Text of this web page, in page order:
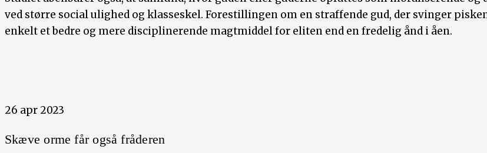
ved større social ulighed og klasseskel. Forestillingen om en straffende gud, der svinger
enkelt et bedre og mere disciplinerende magtmiddel for eliten end en fredelig ånd i åen.
26 apr 2023
Skæve orme får også fråderen